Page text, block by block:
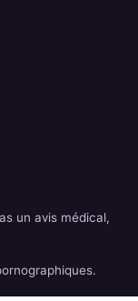
un avis médical,